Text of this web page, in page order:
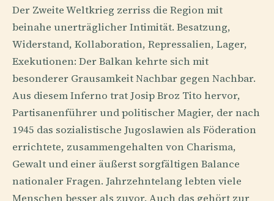
Der Zweite Weltkrieg zerriss die Region mit
beinahe unerträglicher Intimität. Besatzung,
Widerstand, Kollaboration, Repressalien, Lager,
Exekutionen: Der Balkan kehrte sich mit
besonderer Grausamkeit Nachbar gegen Nachbar.
Aus diesem Inferno trat Josip Broz Tito hervor,
Partisanenführer und politischer Magier, der nach
1945 das sozialistische Jugoslawien als Föderation
errichtete, zusammengehalten von Charisma,
Gewalt und einer äußerst sorgfältigen Balance
nationaler Fragen. Jahrzehntelang lebten viele